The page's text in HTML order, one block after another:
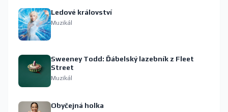
Ledové království
Muzikál
Sweeney Todd: Ďábelský lazebník z Fleet
Street
Muzikál
Obyčejná holka